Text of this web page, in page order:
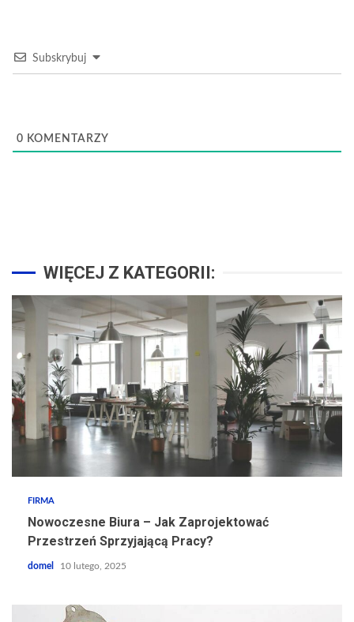
Subskrybuj
0 KOMENTARZY
WIĘCEJ Z KATEGORII:
FIRMA
Nowoczesne Biura – Jak Zaprojektować
Przestrzeń Sprzyjającą Pracy?
domel 10 lutego, 2025